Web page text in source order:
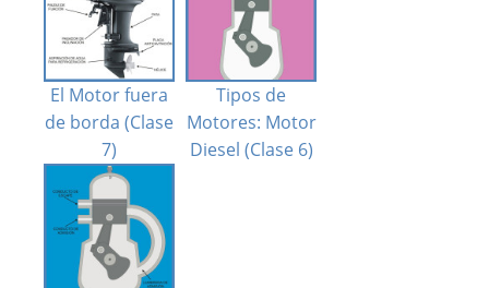
El Motor fuera
de borda (Clase
7)
Tipos de
Motores: Motor
Diesel (Clase 6)